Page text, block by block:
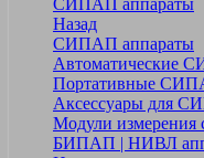
СИПАП аппараты
Назад
СИПАП аппараты
Автоматические
Портативные
Аксессуары для
Модули измерения
БИПАП | НИВЛ